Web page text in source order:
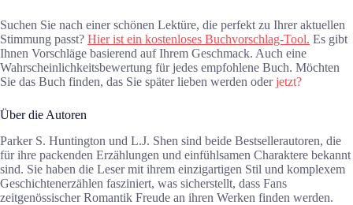
Suchen Sie nach einer schönen Lektüre, die perfekt zu Ihrer aktuellen
Stimmung passt? Hier ist ein kostenloses Buchvorschlag-Tool. Es gibt
Ihnen Vorschläge basierend auf Ihrem Geschmack. Auch eine
Wahrscheinlichkeitsbewertung für jedes empfohlene Buch. Möchten
Sie das Buch finden, das Sie später lieben werden oderjetzt?
Über die Autoren
Parker S. Huntington und L.J. Shen sind beide Bestsellerautoren, die
für ihre packenden Erzählungen und einfühlsamen Charaktere bekannt
sind. Sie haben die Leser mit ihrem einzigartigen Stil und komplexem
Geschichtenerzählen fasziniert, was sicherstellt, dass Fans
zeitgenössischer Romantik Freude an ihren Werken finden werden.